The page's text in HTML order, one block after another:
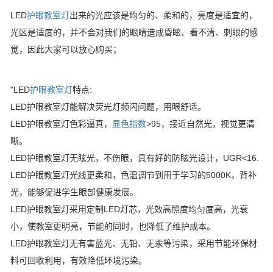
LED护眼教室灯出来的光应该是均匀的、柔和的，亮度是适宜的，
光区是适度的，并不会对我们的眼睛造成昏眩、看不清、刺眼的感
觉，因此大家可以放心购买；
"LED护眼教室灯特点:
LED护眼教室灯能解决荧光灯频闪问题，用眼舒适。
LED护眼教室灯色彩逼真，
显色指数>95，接近自然光，视觉更清
晰。
LED护眼教室灯无眩光，不伤眼，具有好的防眩光设计，UGR<16.
LED护眼教室灯光线更柔和，色温调节到用于学习的5000K，背补
光，能够促进学生眼部健康发展。
LED护眼教室灯采用定制LED灯芯，光效高照度均匀度高，光衰
小，使教室更明亮，节能的同时，也降低了维护成本。
LED护眼教室灯无有害蓝光、无铅、无汞等污染，采用节能环保材
料可回收利用，有效降低环境污染。